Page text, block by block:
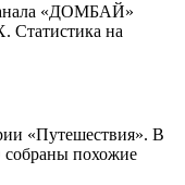
«ДОМБАЙ»
Статистика на
«Путешествия». В
собраны похожие